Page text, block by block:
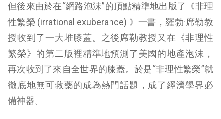
但後來由於在“網路泡沫”的頂點精準地出版了《非理
性繁榮 (irrational exuberance) 》一書，羅勃·席勒教
授收到了一大堆膝蓋。之後席勒教授又在《非理性
繁榮》的第二版裡精準地預測了美國的地產泡沫，
再次收到了來自全世界的膝蓋。於是“非理性繁榮”就
徹底地無可救藥的成為熱門話題，成了經濟學界必
備神器。